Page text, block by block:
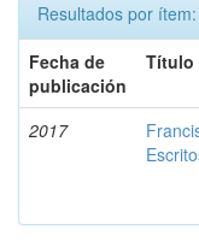
Resultados por ítem:
Fecha de
publicación
Título
2017